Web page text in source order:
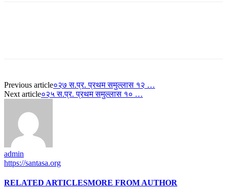
Previous article०२७ स.प्र. प्रथम समुल्लास १२ …
Next article०२५ स.प्र. प्रथम समुल्लास १० …
admin
https://santasa.org
RELATED ARTICLESMORE FROM AUTHOR